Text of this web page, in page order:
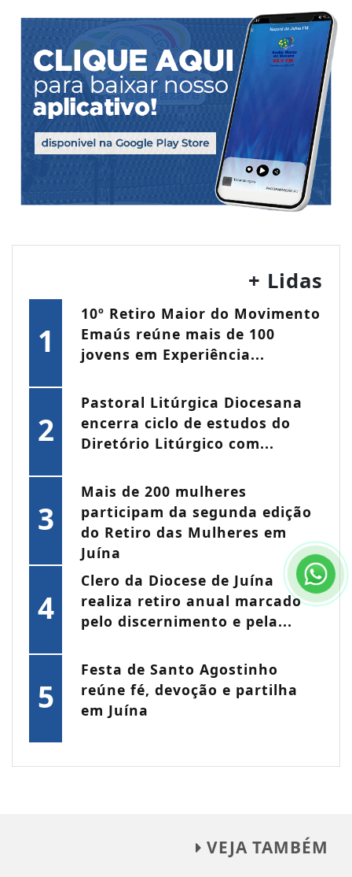
+ Lidas
1
10º Retiro Maior do Movimento
Emaús reúne mais de 100
jovens em Experiência...
2
Pastoral Litúrgica Diocesana
encerra ciclo de estudos do
Diretório Litúrgico com...
3
Mais de 200 mulheres
participam da segunda edição
do Retiro das Mulheres em
Juína
4
Clero da Diocese de Juína
realiza retiro anual marcado
pelo discernimento e pela...
5
Festa de Santo Agostinho
reúne fé, devoção e partilha
em Juína
VEJA TAMBÉM